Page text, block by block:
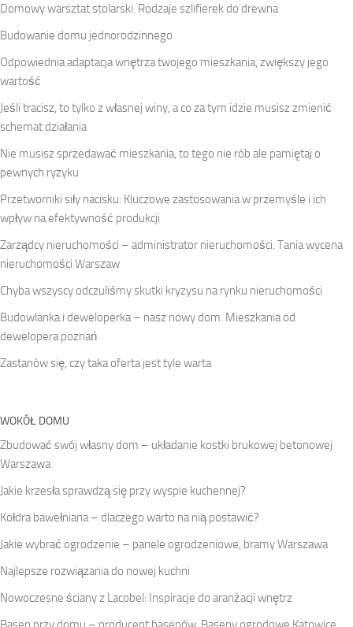
Domowy warsztat stolarski. Rodzaje szlifierek do drewna
Budowanie domu jednorodzinnego
Odpowiednia adaptacja wnętrza twojego mieszkania, zwiększy jego
wartość
Jeśli tracisz, to tylko z własnej winy, a co za tym idzie musisz zmienić
schemat działania
Nie musisz sprzedawać mieszkania, to tego nie rób ale pamiętaj o
pewnych ryzyku
Przetworniki siły nacisku: Kluczowe zastosowania w przemyśle i ich
wpływ na efektywność produkcji
Zarządcy nieruchomości – administrator nieruchomości. Tania wycena
nieruchomości Warszaw
Chyba wszyscy odczuliśmy skutki kryzysu na rynku nieruchomości
Budowlanka i deweloperka – nasz nowy dom. Mieszkania od
dewelopera poznań
Zastanów się, czy taka oferta jest tyle warta
WOKÓŁ DOMU
Zbudować swój własny dom – układanie kostki brukowej betonowej
Warszawa
Jakie krzesła sprawdzą się przy wyspie kuchennej?
Kołdra bawełniana – dlaczego warto na nią postawić?
Jakie wybrać ogrodzenie – panele ogrodzeniowe, bramy Warszawa
Najlepsze rozwiązania do nowej kuchni
Nowoczesne ściany z Lacobel: Inspiracje do aranżacji wnętrz